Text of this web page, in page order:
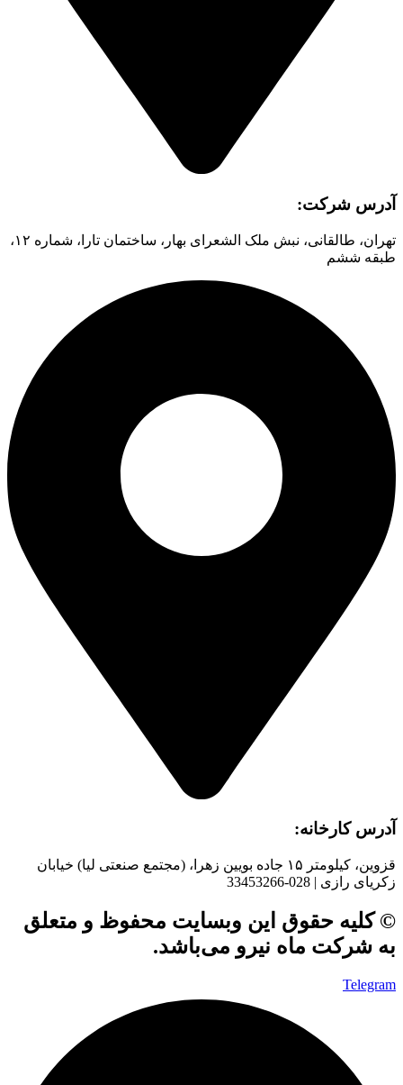
آدرس شرکت:
تهران، طالقانی، نبش ملک الشعرای بهار، ساختمان تارا، شماره ۱۲،
طبقه ششم
آدرس کارخانه:
قزوین، کیلومتر ۱۵ جاده بويین زهرا، (مجتمع صنعتی لیا) خیابان
زکریای رازی | 028-33453266
© کلیه حقوق این وبسایت محفوظ و متعلق
به شرکت ماه نیرو می‌باشد.
Telegram